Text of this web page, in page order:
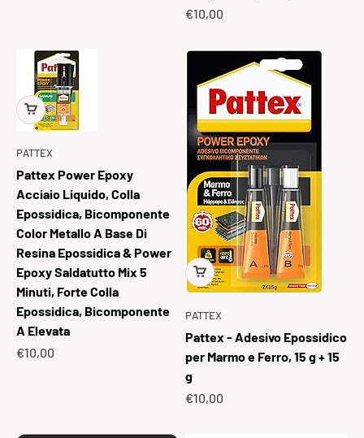
Prezzo scontato
€10,00
PATTEX
Pattex Power Epoxy
Acciaio Liquido, Colla
Epossidica, Bicomponente
Color Metallo A Base Di
Resina Epossidica & Power
Epoxy Saldatutto Mix 5
Minuti, Forte Colla
Epossidica, Bicomponente
A Elevata
Prezzo scontato
€10,00
PATTEX
Pattex - Adesivo Epossidico
per Marmo e Ferro, 15 g + 15
g
Prezzo scontato
€10,00